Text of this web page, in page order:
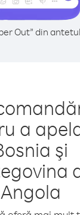
Out” din
a
şi
Angola